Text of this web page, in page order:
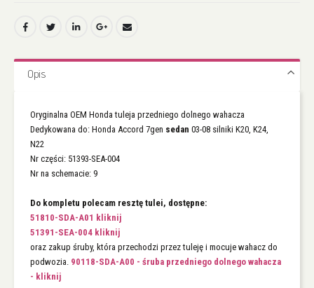
Opis
Oryginalna OEM Honda tuleja przedniego dolnego wahacza
Dedykowana do: Honda Accord 7gen sedan 03-08 silniki K20, K24,
N22
Nr części: 51393-SEA-004
Nr na schemacie: 9
Do kompletu polecam resztę tulei, dostępne:
51810-SDA-A01 kliknij
51391-SEA-004 kliknij
oraz zakup śruby, która przechodzi przez tuleję i mocuje wahacz do
podwozia. 90118-SDA-A00 - śruba przedniego dolnego wahacza
- kliknij